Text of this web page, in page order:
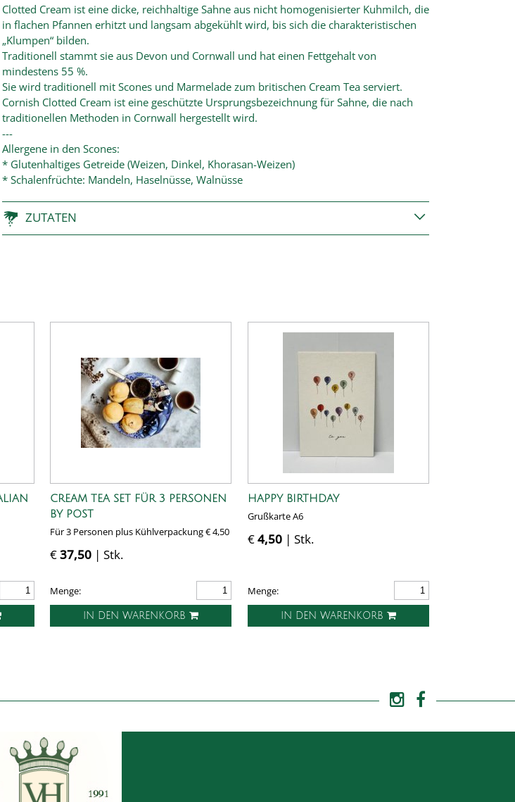
Clotted Cream ist eine dicke, reichhaltige Sahne aus nicht homogenisierter Kuhmilch, die
in flachen Pfannen erhitzt und langsam abgekühlt wird, bis sich die charakteristischen
„Klumpen“ bilden.
Traditionell stammt sie aus Devon und Cornwall und hat einen Fettgehalt von
mindestens 55 %.
Sie wird traditionell mit Scones und Marmelade zum britischen Cream Tea serviert.
Cornish Clotted Cream ist eine geschützte Ursprungsbezeichnung für Sahne, die nach
traditionellen Methoden in Cornwall hergestellt wird.
---
Allergene in den Scones:
* Glutenhaltiges Getreide (Weizen, Dinkel, Khorasan-Weizen)
* Schalenfrüchte: Mandeln, Haselnüsse, Walnüsse
ZUTATEN
CREAM TEA SET FÜR 3 PERSONEN
BY POST
Für 3 Personen plus Kühlverpackung € 4,50
€37,50 | Stk.
Menge:
IN DEN WARENKORB
HAPPY BIRTHDAY
Grußkarte A6
€4,50| Stk.
Menge:
IN DEN WARENKORB